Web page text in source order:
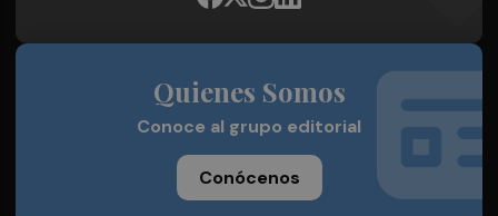
Quienes Somos
Conoce al grupo editorial
Conócenos